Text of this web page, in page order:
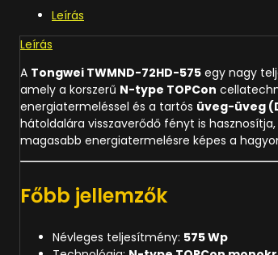
Leírás
Leírás
A Tongwei TWMND-72HD-575 egy nagy
amely a korszerű N-type TOPCon
energiatermeléssel és a tartós üveg-üveg
hátoldalára visszaverődő fényt is
magasabb energiatermelésre képes a
Főbb jellemzők
Névleges teljesítmény: 575 Wp